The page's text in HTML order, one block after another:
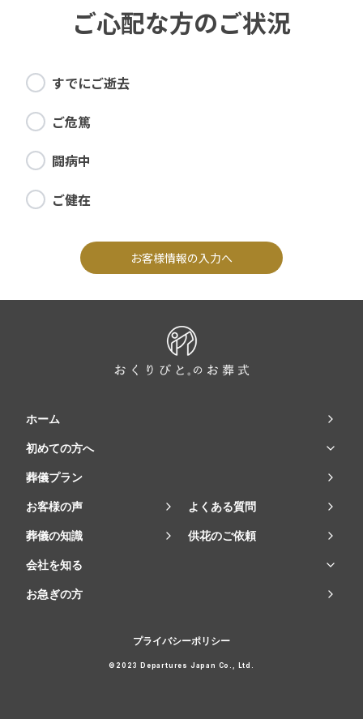
ご心配な方のご状況
すでにご逝去
ご危篤
闘病中
ご健在
お客様情報の入力へ
ホーム
初めての方へ
葬儀プラン
お客様の声 よくある質問
葬儀の知識 供花のご依頼
会社を知る
お急ぎの方
プライバシーポリシー
©2023 Departures Japan Co., Ltd.